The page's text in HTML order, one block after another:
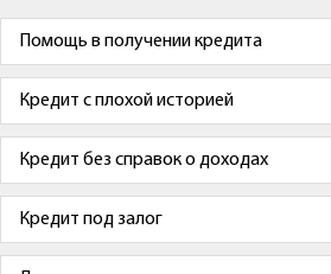
Помощь в получении кредита
Кредит с плохой историей
Кредит без справок о доходах
Кредит под залог